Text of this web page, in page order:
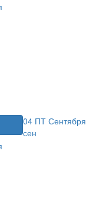
04 ПТ Сентября
сен